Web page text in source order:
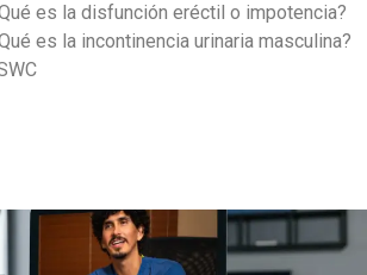
es la disfunción eréctil o impotencia?
es la incontinencia urinaria masculina?